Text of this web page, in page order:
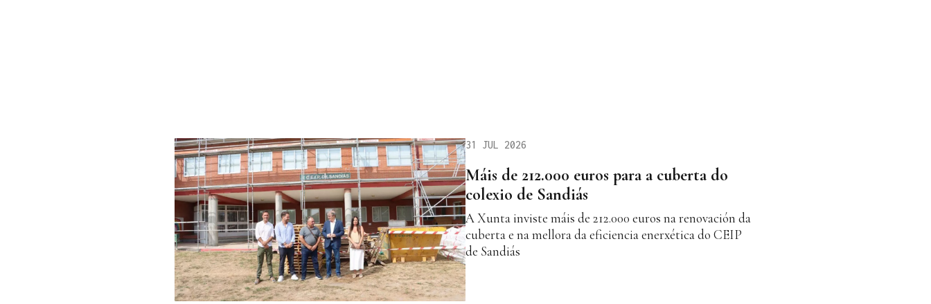
31 JUL 2026
Máis de 212.000 euros para a cuberta do
colexio de Sandiás
A Xunta inviste máis de 212.000 euros na renovación da
cuberta e na mellora da eficiencia enerxética do CEIP
de Sandiás